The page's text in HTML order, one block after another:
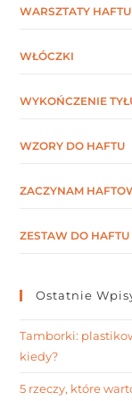
WARSZTATY HAFTU
WŁÓCZKI
WYKOŃCZENIE
WZORY DO HAFTU
ZACZYNAM
ZESTAW DO HAFTU
Ostatnie
Tamborki:
kiedy?
5 rzeczy, które